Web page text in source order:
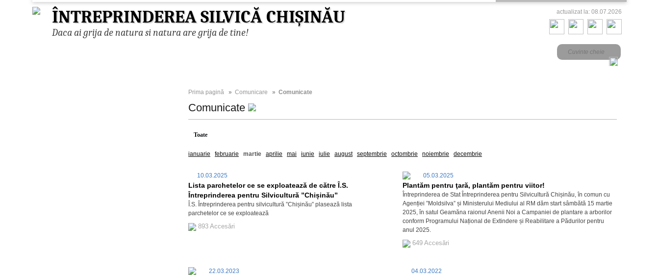
ÎNTREPRINDEREA SILVICĂ CHIȘINĂU
Daca ai grija de natura si natura are grija de tine!
actualizat la: 08.07.2026
Prima pagină » Comunicare » Comunicate
Comunicate
Toate
ianuarie februarie martie aprilie mai iunie iulie august septembrie octombrie noiembrie decembrie
10.03.2025
Lista parchetelor ce se exploatează de către Î.S.
Întreprinderea pentru Silvicultură ”Chișinău”
Î.S. Întreprinderea pentru silvicultură ”Chișinău” plasează lista
parchetelor ce se exploatează
893 Accesări
05.03.2025
Plantăm pentru ţară, plantăm pentru viitor!
Întreprinderea de Stat Întreprinderea pentru Silvicultură Chișinău, în comun cu
Agenției ”Moldsilva” și Ministerului Mediului al RM dăm start sâmbătă 15 martie
2025, în satul Geamăna raionul Anenii Noi a Campaniei de plantare a arborilor
conform Programului Național de Extindere și Reabilitare a Pădurilor pentru
anul 2025.
649 Accesări
22.03.2023 04.03.2022